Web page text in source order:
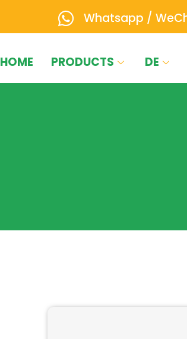
Whatsapp /
HOME PRODUCTS DE